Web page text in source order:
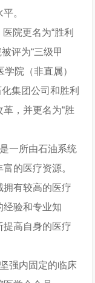
。
院更名为“胜利
评为“三级甲
院（非直属）
集团公司和胜利
，并更名为“胜
一所由石油系统
的医疗资源。
拥有较高的医疗
经验和专业知
提高自身的医疗
强内固定的临床